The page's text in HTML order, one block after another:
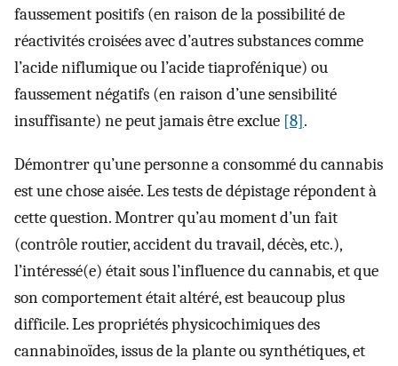
faussement positifs (en raison de la possibilité de
réactivités croisées avec d’autres substances comme
l’acide niflumique ou l’acide tiaprofénique) ou
faussement négatifs (en raison d’une sensibilité
insuffisante) ne peut jamais être exclue [8].
Démontrer qu’une personne a consommé du cannabis
est une chose aisée. Les tests de dépistage répondent à
cette question. Montrer qu’au moment d’un fait
(contrôle routier, accident du travail, décès, etc.),
l’intéressé(e) était sous l’influence du cannabis, et que
son comportement était altéré, est beaucoup plus
difficile. Les propriétés physicochimiques des
cannabinoïdes, issus de la plante ou synthétiques, et